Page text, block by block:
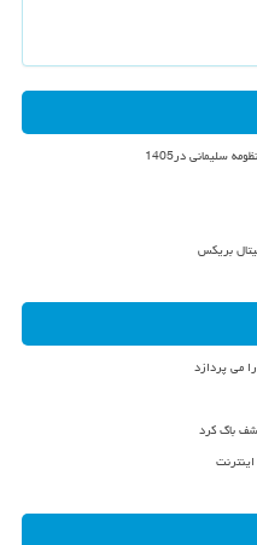
بریکس
می پردازد
باگ کرد